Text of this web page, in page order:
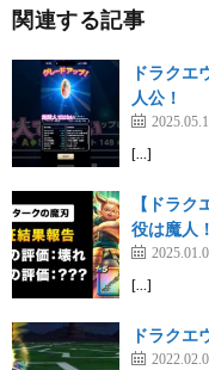
関連する記事
ドラク
人公！
[…]
【ドラ
役は魔人
[…]
ドラクエ